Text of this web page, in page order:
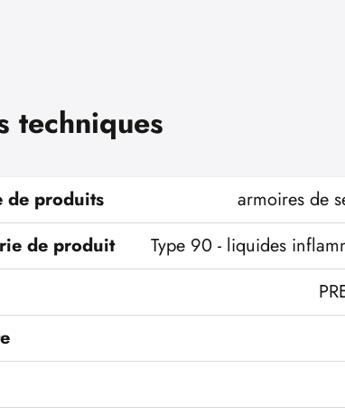
techniques
de produits
armoires de
de produit
Type 90 - liquides